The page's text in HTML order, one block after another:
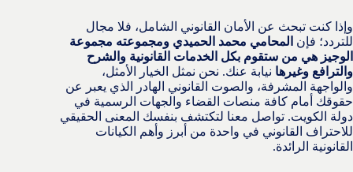
وإذا كنت تبحث عن الأمان القانوني الشامل، فلا مجال
للتردد؛ فإن المحامي محمد الحميدي ومجموعته مجموعة
الوجيز هي من ستقوم بكل الخدمات القانونية والشرح
والترافع وغيرها نيابة عنك. نحن نمثل الخيار الأمثل،
والواجهة المشرفة، والصوت القانوني الهادر الذي يعبر عن
حقوقك أمام كافة منصات القضاء والجهات الرسمية في
دولة الكويت. تواصل معنا لتكتشف بنفسك المعنى الحقيقي
للاحتراف القانوني في واحدة من أبرز وأهم الكيانات
القانونية الرائدة.